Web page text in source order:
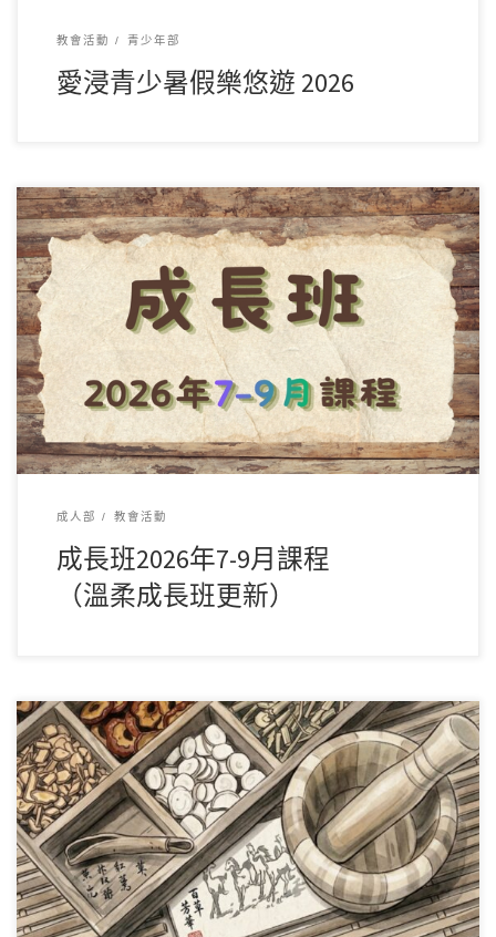
教會活動 青少年部
愛浸青少暑假樂悠遊 2026
溫柔成長班課程表更新
成人部 教會活動
成長班2026年7-9月課程
（溫柔成長班更新）
報名連結 截止日期：8/8（六） 查詢或報名事宜：譚楊彩嫦姊
妹，或聯絡辦公室（電話：2572-625 […]